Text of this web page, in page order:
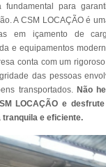
fundamental para
A CSM LOCAÇÃO é
em içamento de
e equipamentos
conta com um
das pessoas
transportados. Não
LOCAÇÃO e
e eficiente.